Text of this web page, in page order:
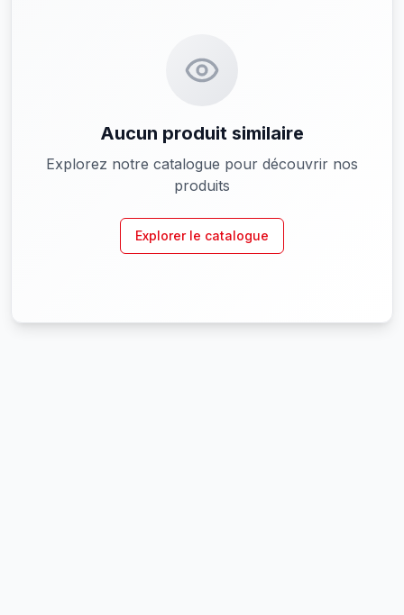
Aucun produit similaire
Explorez notre catalogue pour découvrir nos
produits
Explorer le catalogue